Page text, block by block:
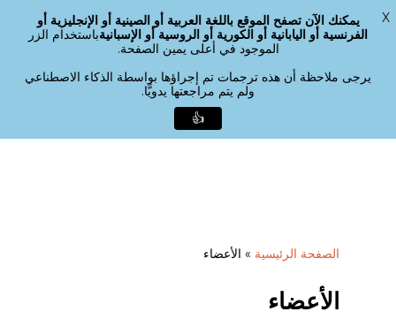
بحث
القائمة
الصفحة الرئيسية » الأعضاء
الأعضاء
القائمة
يمكنك الآن تصفح الموقع باللغة العربية أو الصينية أو الإنجليزية أو
الفرنسية أو اليابانية أو الكورية أو الروسية أو الإسبانيةباستخدام الزر
الموجود في أعلى يمين الصفحة.
يرجى ملاحظة أن هذه ترجمات تم إجراؤها بواسطة الذكاء الاصطناعي
ولم يتم مراجعتها يدويًّا.
👍
X